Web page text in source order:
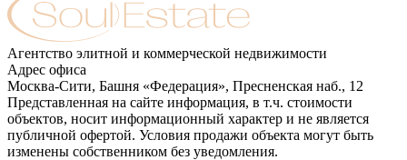
Агентство элитной и коммерческой недвижимости
Адрес офиса
Москва-Сити, Башня «Федерация», Пресненская наб., 12
Представленная на сайте информация, в т.ч. стоимости
объектов, носит информационный характер и не является
публичной офертой. Условия продажи объекта могут быть
изменены собственником без уведомления.